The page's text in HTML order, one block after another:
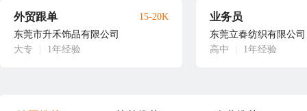
外贸跟单
东莞市升禾饰品有限公司
大专
1年经验
15-20K 业务员
东莞立春纺织有限公司
高中
1年经验